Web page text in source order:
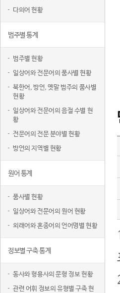
다의어 현황
범주별 통계
범주별 현황
일상어와 전문어의 품사별 현황
북한어, 방언, 옛말 범주의 품사별
현황
일상어와 전문어의 음절 수별 현
황
전문어의 전문 분야별 현황
방언의 지역별 현황
원어 통계
품사별 현황
일상어와 전문어의 원어 현황
외래어와 혼종어의 언어명별 현황
정보별 구축 통계
동사와 형용사의 문형 정보 현황
관련 어휘 정보의 유형별 구축 현